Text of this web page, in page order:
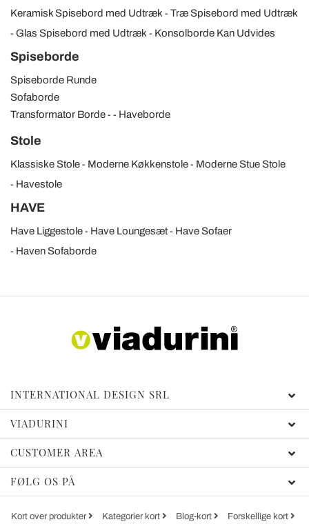
Keramisk Spisebord med Udtræk
Træ Spisebord med Udtræk
Glas Spisebord med Udtræk
Konsolborde Kan Udvides
Spiseborde
Spiseborde Runde
Sofaborde
Transformator Borde
Haveborde
Stole
Klassiske Stole Moderne Køkkenstole
Moderne Stue Stole
Havestole
HAVE
Have Liggestole Have Loungesæt
Have Sofaer
Haven Sofaborde
INTERNATIONAL DESIGN SRL
VIADURINI
CUSTOMER AREA
FØLG OS PÅ
Kort over produkter Kategorier kort Blog-kort Forskellige kort